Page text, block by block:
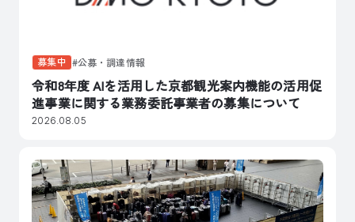
募集中 公募・調達情報
令和8年度 AIを活用した京都観光案内機能の活用促
進事業に関する業務委託事業者の募集について
2026.08.05